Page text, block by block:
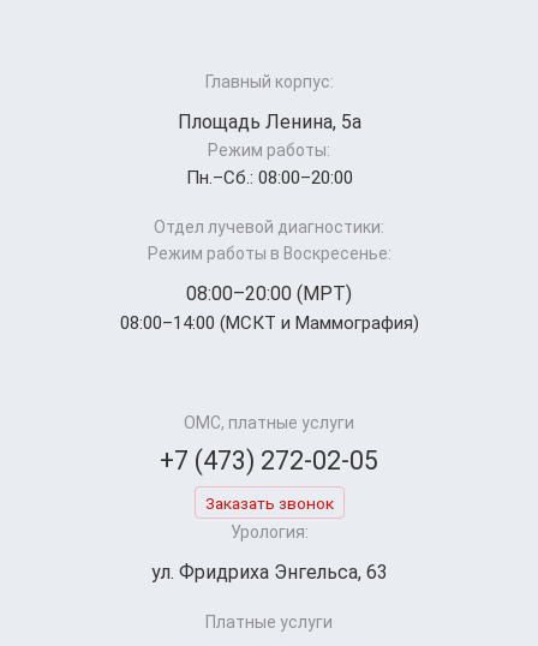
Главный корпус:
Площадь Ленина, 5а
Режим работы:
Пн.–Cб.: 08:00–20:00
Отдел лучевой диагностики:
Режим работы в Воскресенье:
08:00–20:00 (МРТ)
08:00–14:00 (МСКТ и Маммография)
ОМС, платные услуги
+7 (473) 272-02-05
Заказать звонок
Урология:
ул. Фридриха Энгельса, 63
Платные услуги